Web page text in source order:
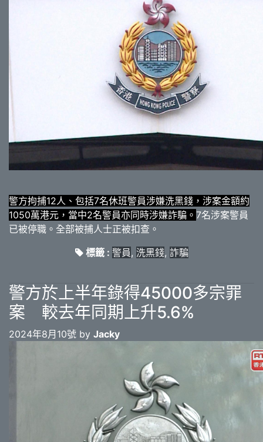
警方拘捕12人、包括7名休班警員涉嫌洗黑錢，涉案金額約
1050萬港元，當中2名警員亦同時涉嫌詐騙。 7名涉案警員
已被停職。全部被捕人士正被扣查。
標籤 : 警員, 洗黑錢, 詐騙
警方於上半年錄得45000多宗罪
案 較去年同期上升5.6%
2024年8月10號 by Jacky